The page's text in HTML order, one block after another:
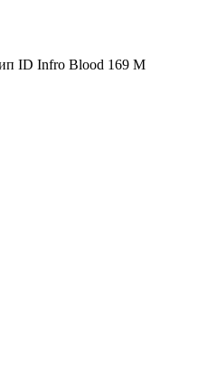
ID Infro Blood 169 M